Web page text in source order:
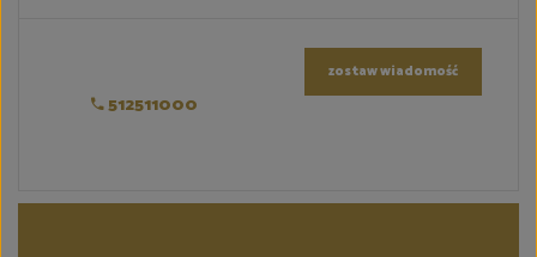
512511000
zostaw wiadomość